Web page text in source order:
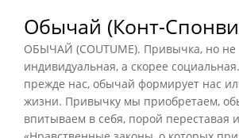
Обычай (Конт-
ОБЫЧАЙ (COUTUME). Привычка, но не
индивидуальная, а скорее
прежде нас, обычай формирует нас
жизни. Привычку мы приобретаем,
впитываем в себя, порой переставая